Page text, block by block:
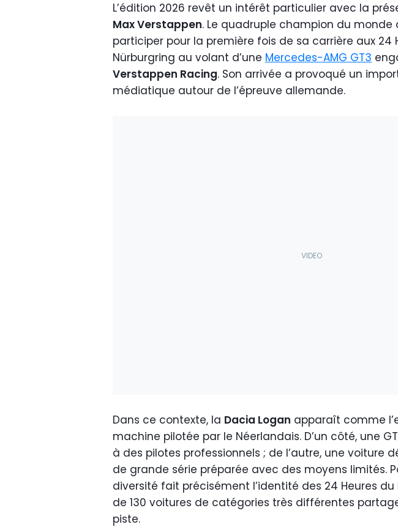
L’édition 2026 revêt un intérêt particulier avec la
Max Verstappen. Le quadruple champion du monde
participer pour la première fois de sa carrière aux 24
Nürburgring au volant d’une Mercedes-AMG GT3
Verstappen Racing. Son arrivée a provoqué un
médiatique autour de l’épreuve allemande.
Dans ce contexte, la Dacia Logan apparaît comme
machine pilotée par le Néerlandais. D’un côté, une
à des pilotes professionnels ; de l’autre, une voiture
de grande série préparée avec des moyens limités.
diversité fait précisément l’identité des 24 Heures du
de 130 voitures de catégories très différentes
piste.